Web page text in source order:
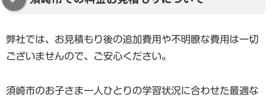
弊社では、お見積もり後の追加費用や不明瞭な費用は一切
ございませんので、ご安心ください。
須崎市のお子さま一人ひとりの学習状況に合わせた最適な